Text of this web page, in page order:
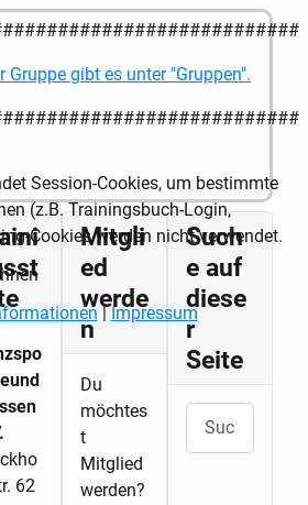
Gruppe gibt es unter "Gruppen".
62
Mitgli
ed
werde
n
Du
möchtes
t
Mitglied
werden?
Such
e auf
diese
r
Seite
Session-Cookies, um bestimmte
(z.B. Trainingsbuch-Login,
Cookies werden nicht verwendet.
|Impressum